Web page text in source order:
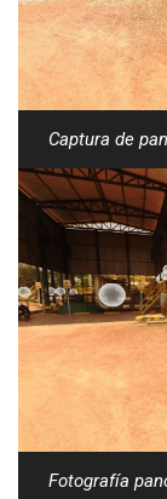
Captura de
Fotografía